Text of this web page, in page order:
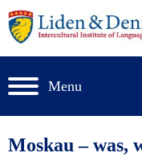
Menu
Moskau – was,